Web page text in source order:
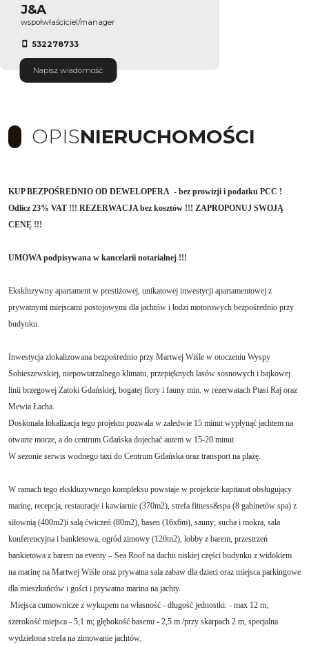
J&A
wspołwłaściciel/manager
532278733
Napisz wiadomość
OPISNIERUCHOMOŚCI
KUP BEZPOŚREDNIO OD DEWELOPERA - bez prowizji i podatku PCC !
Odlicz 23% VAT !!! REZERWACJA bez kosztów !!! ZAPROPONUJ SWOJĄ
CENĘ !!!
UMOWA podpisywana w kancelarii notarialnej !!!
Ekskluzywny apartament w prestiżowej, unikatowej inwestycji apartamentowej z
prywatnymi miejscami postojowymi dla jachtów i łodzi motorowych bezpośrednio przy
budynku.
Inwestycja zlokalizowana bezpośrednio przy Martwej Wiśle w otoczeniu Wyspy
Sobieszewskiej, niepowtarzalnego klimatu, przepięknych lasów sosnowych i bajkowej
linii brzegowej Zatoki Gdańskiej, bogatej flory i fauny min. w rezerwatach Ptasi Raj oraz
Mewia Łacha.
Doskonała lokalizacja tego projektu pozwala w zaledwie 15 minut wypłynąć jachtem na
otwarte morze, a do centrum Gdańska dojechać autem w 15-20 minut.
W sezonie serwis wodnego taxi do Centrum Gdańska oraz transport na plażę.
W ramach tego ekskluzywnego kompleksu powstaje w projekcie kapitanat obsługujący
marinę, recepcja, restauracje i kawiarnie (370m2), strefa fitness&spa (8 gabinetów spa) z
siłownią (400m2)i salą ćwiczeń (80m2), basen (16x6m), sauny; sucha i mokra, sala
konferencyjna i bankietowa, ogród zimowy (120m2), lobby z barem, przestrzeń
bankietowa z barem na eventy – Sea Roof na dachu niskiej części budynku z widokiem
na marinę na Martwej Wiśle oraz prywatna sala zabaw dla dzieci oraz miejsca parkingowe
dla mieszkańców i gości i prywatna marina na jachty.
Miejsca cumownicze z wykupem na własność - długość jednostki: - max 12 m;
szerokość miejsca - 5,1 m; głębokość basenu - 2,5 m /przy skarpach 2 m, specjalna
wydzielona strefa na zimowanie jachtów.